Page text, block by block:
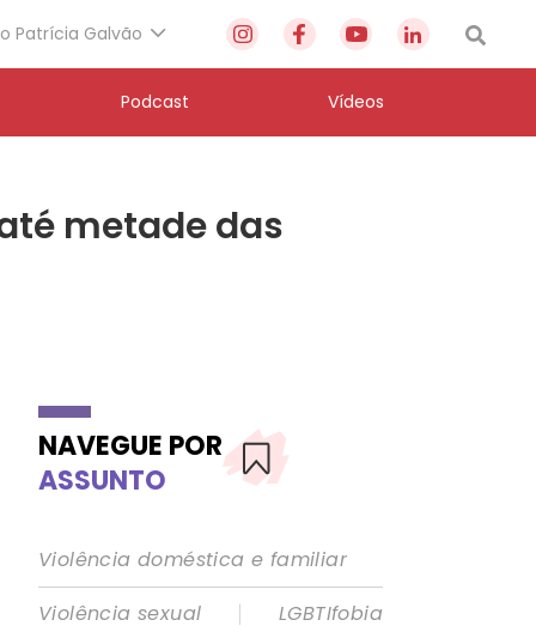
Patrícia Galvão
Podcast Vídeos
metade das
NAVEGUE POR
ASSUNTO
Violência doméstica e familiar
Violência sexual
|
LGBTIfobia